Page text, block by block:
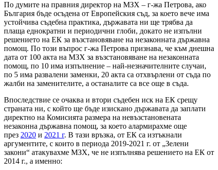
По думите на правния директор на МЗХ – г-жа Петрова, ако
България бъде осъдена от Европейския съд, за което вече има
устойчива съдебна практика, държавата ни ще трябва да
плаща еднократни и периодични глоби, докато не изпълни
решението на ЕК за възстановяване на незаконната държавна
помощ. По този въпрос г-жа Петрова признава, че към днешна
дата от 100 акта на МЗХ за възстановяване на незаконната
помощ, по 10 има изпълнение – най-незначителните случаи,
по 5 има развалени заменки, 20 акта са отхвърлени от съда по
жалби на заменителите, а останалите са все още в съда.
Впоследствие се очаква и втори съдебен иск на ЕК срещу
страната ни, с който ще бъде изискано държавата да заплати
директно на Комисията размера на невъзстановената
незаконна държавна помощ, за което алармирахме още
през 2020 и 2021 г. В тази връзка, от ЕК са изтъкнали
аргументите, с които в периода 2019-2021 г. от „Зелени
закони“ атакувахме МЗХ, че не изпълнява решението на ЕК от
2014 г., а именно: